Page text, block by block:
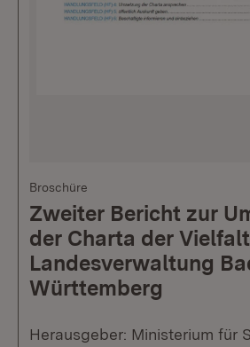
Broschüre
Zweiter Bericht zur
der Charta der
Landesverwaltung
Württemberg
Herausgeber: Ministerium für